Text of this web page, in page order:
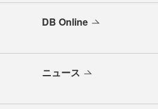
DB Online
ニュース